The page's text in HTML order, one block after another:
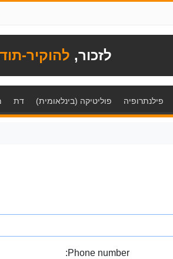
לזכור, להוקיר-
פילנתרופיה פוליטיקה (בינלאומית) דת
Phone number: